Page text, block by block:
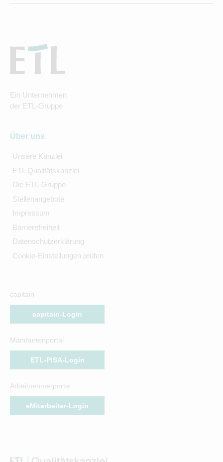
Ein Unternehmen
der ETL-Gruppe
Über uns
Unsere Kanzlei
ETL Qualitätskanzlei
Die ETL-Gruppe
Stellenangebote
Impressum
Barrierefreiheit
Datenschutzerklärung
Cookie-Einstellungen prüfen
capitain
capitain-Login
Mandantenportal
ETL-PISA-Login
Arbeitnehmerportal
eMitarbeiter-Login